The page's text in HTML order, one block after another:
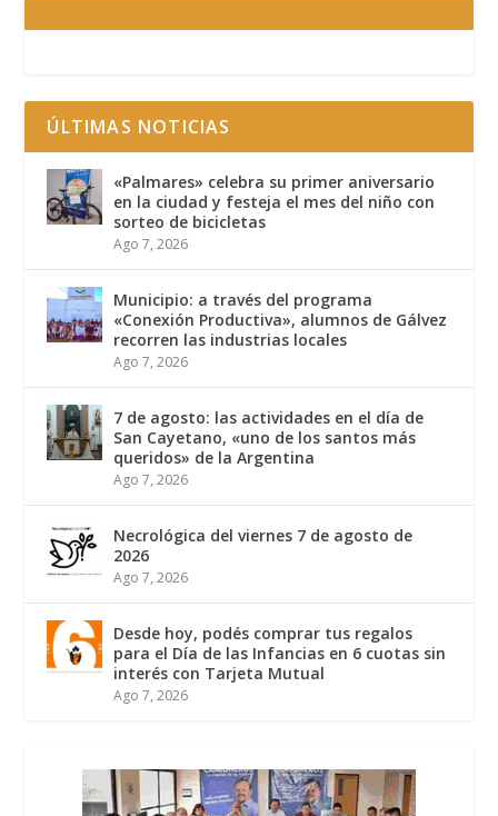
ÚLTIMAS NOTICIAS
«Palmares» celebra su primer aniversario
en la ciudad y festeja el mes del niño con
sorteo de bicicletas
Ago 7, 2026
Municipio: a través del programa
«Conexión Productiva», alumnos de Gálvez
recorren las industrias locales
Ago 7, 2026
7 de agosto: las actividades en el día de
San Cayetano, «uno de los santos más
queridos» de la Argentina
Ago 7, 2026
Necrológica del viernes 7 de agosto de
2026
Ago 7, 2026
Desde hoy, podés comprar tus regalos
para el Día de las Infancias en 6 cuotas sin
interés con Tarjeta Mutual
Ago 7, 2026